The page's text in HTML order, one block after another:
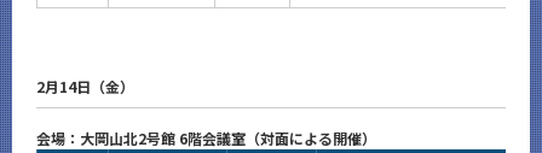
2月14日（金）
会場：大岡山北2号館 6階会議室（対面による開催）